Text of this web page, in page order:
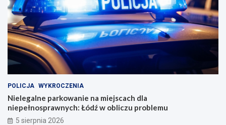
POLICJA WYKROCZENIA
Nielegalne parkowanie na miejscach dla
niepełnosprawnych: Łódź w obliczu problemu
5 sierpnia 2026